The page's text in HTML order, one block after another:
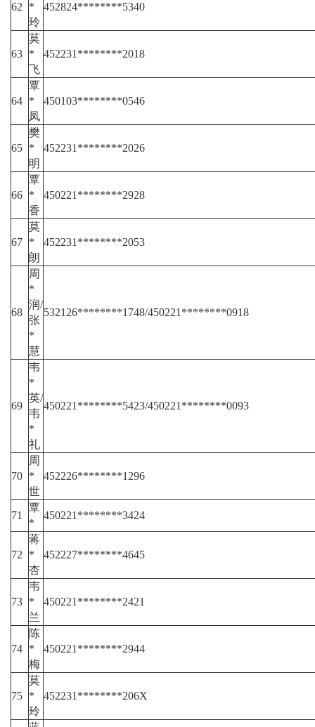
62
*
玲
452824********5340
63
莫
*
飞
452231********2018
64
覃
*
凤
450103********0546
65
樊
*
明
452231********2026
66
覃
*
香
450221********2928
67
莫
*
朗
452231********2053
68
周
*
润/
张
*
慧
532126********1748/450221********0918
69
韦
*
英/
韦
*
礼
450221********5423/450221********0093
70
周
*
世
452226********1296
71
覃
*
450221********3424
72
蒋
*
杏
452227********4645
73
韦
*
兰
450221********2421
74
陈
*
梅
450221********2944
75
莫
*
玲
452231********206X